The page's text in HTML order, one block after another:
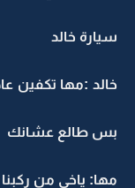
سيارة خالد
خالد :مها تكفين
بس طالع عشانك
مها: ياخي من